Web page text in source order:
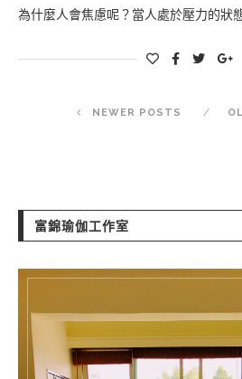
為什麼人會焦慮呢？當人處於壓力的狀
NEWER POSTS
富錦瑜伽工作室